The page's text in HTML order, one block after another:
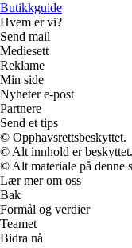
Butikkguide
Hvem er vi?
Send mail
Mediesett
Reklame
Min side
Nyheter e-post
Partnere
Send et tips
© Opphavsrettsbeskyttet.
© Alt innhold er
© Alt materiale på denne
Lær mer om oss
Bak
Formål og verdier
Teamet
Bidra nå